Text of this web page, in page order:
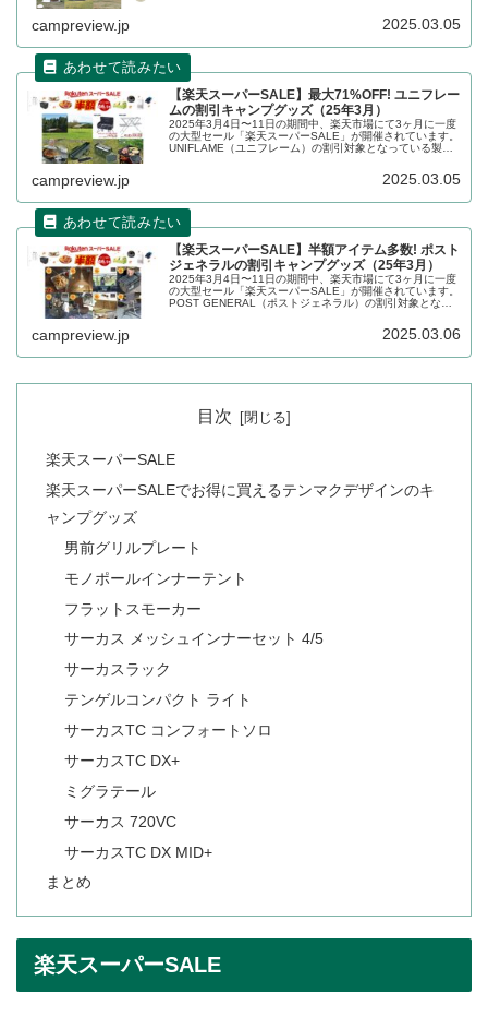
campreview.jp 2025.03.05
【楽天スーパーSALE】最大71%OFF! ユニフレー
ムの割引キャンプグッズ（25年3月）
2025年3月4日〜11日の期間中、楽天市場にて3ヶ月に一度
の大型セール「楽天スーパーSALE」が開催されています。
UNIFLAME（ユニフレーム）の割引対象となっている製
campreview.jp 2025.03.05
【楽天スーパーSALE】半額アイテム多数! ポスト
ジェネラルの割引キャンプグッズ（25年3月）
2025年3月4日〜11日の期間中、楽天市場にて3ヶ月に一度
の大型セール「楽天スーパーSALE」が開催されています。
POST GENERAL（ポストジェネラル）の割引対象となっ
campreview.jp 2025.03.06
目次
楽天スーパーSALE
楽天スーパーSALEでお得に買えるテンマクデザインのキ
ャンプグッズ
男前グリルプレート
モノポールインナーテント
フラットスモーカー
サーカス メッシュインナーセット 4/5
サーカスラック
テンゲルコンパクト ライト
サーカスTC コンフォートソロ
サーカスTC DX+
ミグラテール
サーカス 720VC
サーカスTC DX MID+
まとめ
楽天スーパーSALE